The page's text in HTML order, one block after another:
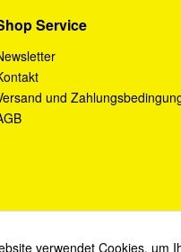
Service
und
verwendet Cookies, um